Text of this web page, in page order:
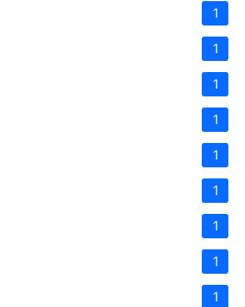
1
1
1
1
1
1
1
1
1